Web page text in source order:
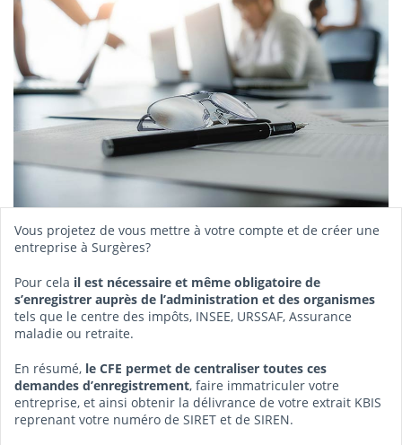
Vous projetez de vous mettre à votre compte et de créer une
entreprise à Surgères?
Pour cela il est nécessaire et même obligatoire de
s’enregistrer auprès de l’administration et des organismes
tels que le centre des impôts, INSEE, URSSAF, Assurance
maladie ou retraite.
En résumé, le CFE permet de centraliser toutes ces
demandes d’enregistrement, faire immatriculer votre
entreprise, et ainsi obtenir la délivrance de votre extrait KBIS
reprenant votre numéro de SIRET et de SIREN.